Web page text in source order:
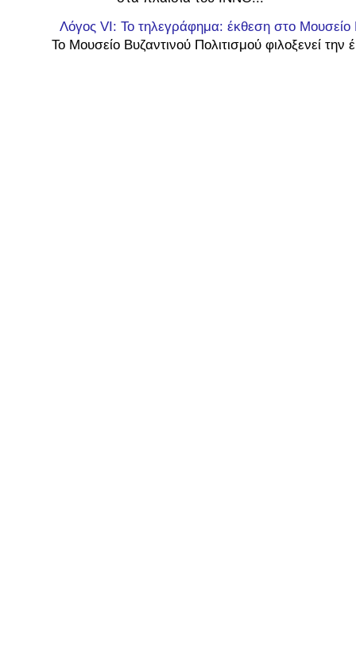
Λόγος VI: Το τηλεγράφημα: έκθεση στο Μουσείο
Το Μουσείο Βυζαντινού Πολιτισμού φιλοξενεί